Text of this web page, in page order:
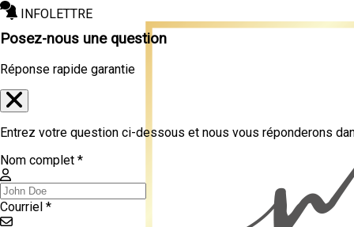
INFOLETTRE
Posez-nous une question
Réponse rapide garantie
Entrez votre question ci-dessous et nous vous réponderons
Nom complet *
Courriel *